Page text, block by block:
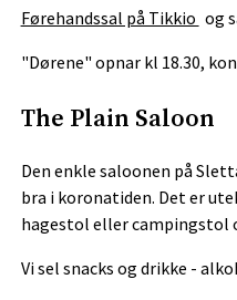
Førehandssal på Tikkio og
"Dørene" opnar kl 18.30,
The Plain Saloon
Den enkle saloonen på
bra i koronatiden. Det er
hagestol eller campingstol
Vi sel snacks og drikke -